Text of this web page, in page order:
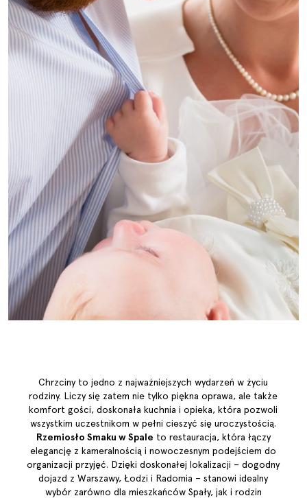
Chrzciny to jedno z najważniejszych wydarzeń w życiu
rodziny. Liczy się zatem nie tylko piękna oprawa, ale także
komfort gości, doskonała kuchnia i opieka, która pozwoli
wszystkim uczestnikom w pełni cieszyć się uroczystością.
Rzemiosło Smaku w Spale to restauracja, która łączy
elegancję z kameralnością i nowoczesnym podejściem do
organizacji przyjęć. Dzięki doskonałej lokalizacji – dogodny
dojazd z Warszawy, Łodzi i Radomia – stanowi idealny
wybór zarówno dla mieszkańców Spały, jak i rodzin